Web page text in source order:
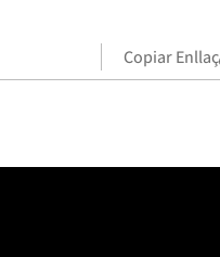
Copiar Enllaç